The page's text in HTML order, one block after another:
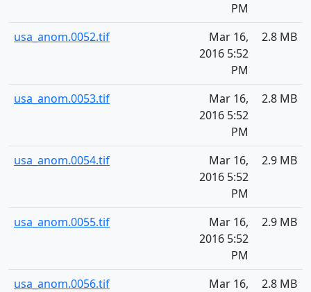
PM
usa_anom.0052.tif
Mar 16,
2016 5:52
PM
2.8 MB
usa_anom.0053.tif
Mar 16,
2016 5:52
PM
2.8 MB
usa_anom.0054.tif
Mar 16,
2016 5:52
PM
2.9 MB
usa_anom.0055.tif
Mar 16,
2016 5:52
PM
2.9 MB
usa_anom.0056.tif
Mar 16,
2.8 MB